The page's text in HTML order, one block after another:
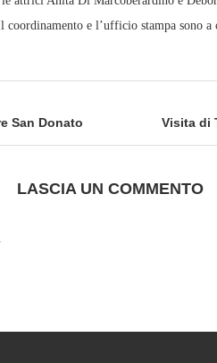
e l’ufficio stampa sono
San Donato Visita di
LASCIA UN COMMENTO